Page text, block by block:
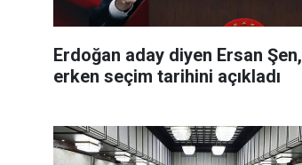
Erdoğan aday diyen Ersan Şen,
erken seçim tarihini açıkladı